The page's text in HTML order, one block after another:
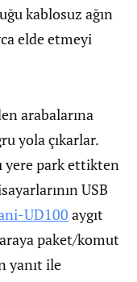
kablosuz ağın
elde etmeyi
arabalarına
yola çıkarlar.
yere park ettikten
USB
UD100 aygıt
paket/komut
yanıt ile